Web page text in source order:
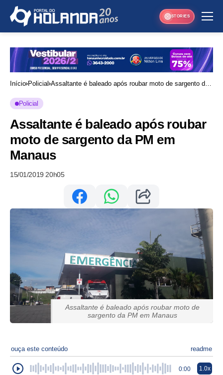
STORIES
Início Policial Assaltante é baleado após roubar moto de sargento da
Policial
Assaltante é baleado após roubar
moto de sargento da PM em
Manaus
15/01/2019 20h05
Assaltante é baleado após roubar moto de
sargento da PM em Manaus
ouça este conteúdo readme
0:00 1.0x